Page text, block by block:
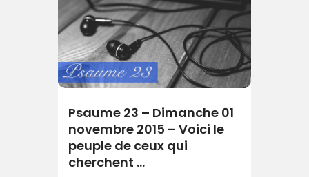
Psaume 23 – Dimanche 01
novembre 2015 – Voici le
peuple de ceux qui
cherchent …